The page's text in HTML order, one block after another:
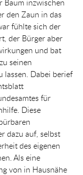
Baum inzwischen
den Zaun in das
fühlte sich der
der Bürger aber
und bat
seinen
lassen. Dabei berief
für
Diese
dazu auf, selbst
des eigenen
Als eine
von in Hausnähe